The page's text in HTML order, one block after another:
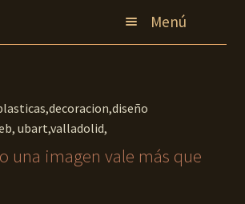
Menú
ubart,valladolid,
una imagen vale más que